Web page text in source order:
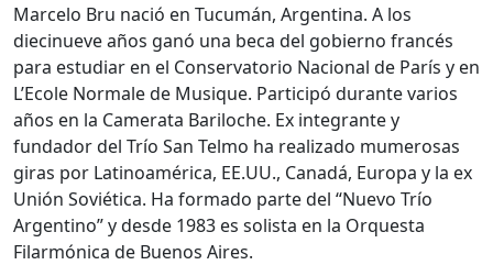
Marcelo Bru nació en Tucumán, Argentina. A los
diecinueve años ganó una beca del gobierno francés
para estudiar en el Conservatorio Nacional de París y en
L’Ecole Normale de Musique. Participó durante varios
años en la Camerata Bariloche. Ex integrante y
fundador del Trío San Telmo ha realizado mumerosas
giras por Latinoamérica, EE.UU., Canadá, Europa y la ex
Unión Soviética. Ha formado parte del “Nuevo Trío
Argentino” y desde 1983 es solista en la Orquesta
Filarmónica de Buenos Aires.